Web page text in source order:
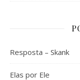
Resposta – Skank
Elas por Ele